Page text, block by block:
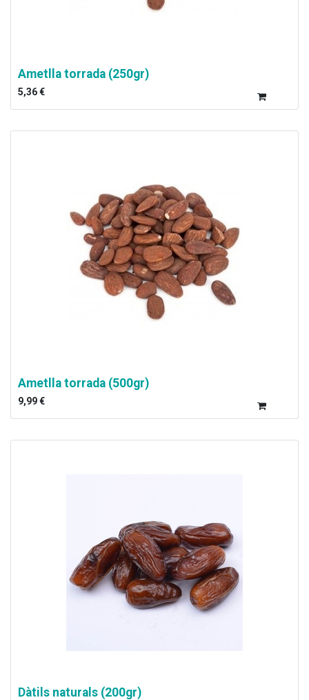
Ametlla torrada (250gr)
5,36€
Ametlla torrada (500gr)
9,99€
Dàtils naturals (200gr)